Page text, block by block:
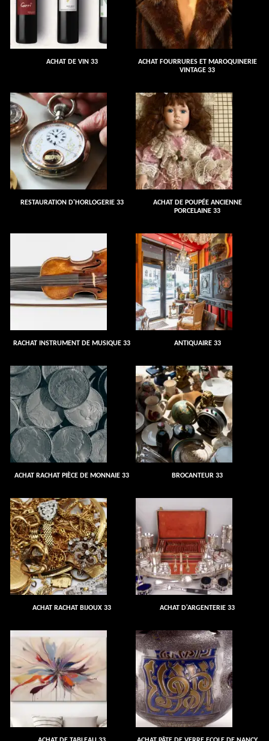
ACHAT DE VIN 33
ACHAT FOURRURES ET MAROQUINERIE
VINTAGE 33
RESTAURATION D'HORLOGERIE 33
ACHAT DE POUPÉE ANCIENNE
PORCELAINE 33
RACHAT INSTRUMENT DE MUSIQUE 33 ANTIQUAIRE 33
ACHAT RACHAT PIÈCE DE MONNAIE 33 BROCANTEUR 33
ACHAT RACHAT BIJOUX 33 ACHAT D'ARGENTERIE 33